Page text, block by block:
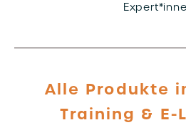
Alle Produkte
Training & E-